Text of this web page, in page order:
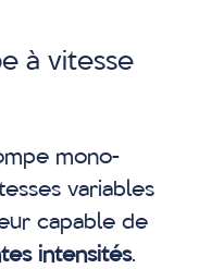
à vitesse
mono-
variables
capable de
intensités.